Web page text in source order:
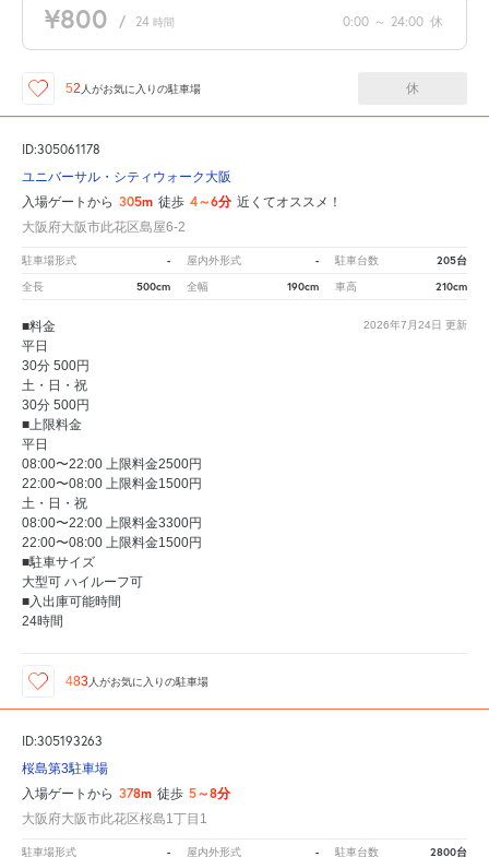
¥800 / 24 時間 0:00 ～ 24:00 休
52 人がお気に入りの駐車場 休
ID:305061178
ユニバーサル・シティウォーク大阪
入場ゲートから 305m 徒歩 4～6分 近くてオススメ！
大阪府大阪市此花区島屋6-2
駐車場形式 - 屋内外形式 - 駐車台数 205台
全長 500cm 全幅 190cm 車高 210cm
2026年7月24日 更新
■料金
平日
30分 500円
土・日・祝
30分 500円
■上限料金
平日
08:00〜22:00 上限料金2500円
22:00〜08:00 上限料金1500円
土・日・祝
08:00〜22:00 上限料金3300円
22:00〜08:00 上限料金1500円
■駐車サイズ
大型可 ハイルーフ可
■入出庫可能時間
24時間
483 人がお気に入りの駐車場
ID:305193263
桜島第3駐車場
入場ゲートから 378m 徒歩 5～8分
大阪府大阪市此花区桜島1丁目1
駐車場形式 - 屋内外形式 - 駐車台数 2800台